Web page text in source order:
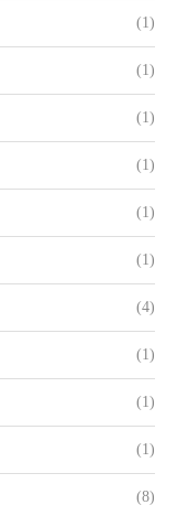
(1)
(1)
(1)
(1)
(1)
(1)
(4)
(1)
(1)
(1)
(8)